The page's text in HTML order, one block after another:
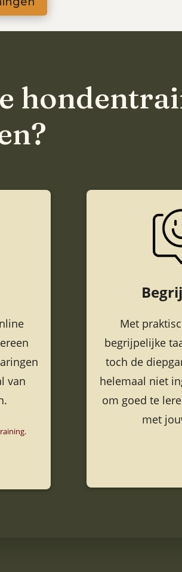
van
Met
begrijpelijke
toch de
helemaal niet
om goed te
met